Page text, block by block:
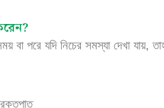
বা পরে যদি নিচের সমস্যা দেখা যায়,